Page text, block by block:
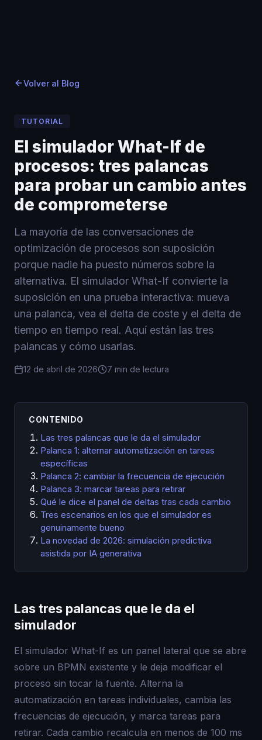
Volver al Blog
TUTORIAL
El simulador What-If de
procesos: tres palancas
para probar un cambio antes
de comprometerse
La mayoría de las conversaciones de
optimización de procesos son suposición
porque nadie ha puesto números sobre la
alternativa. El simulador What-If convierte la
suposición en una prueba interactiva: mueva
una palanca, vea el delta de coste y el delta de
tiempo en tiempo real. Aquí están las tres
palancas y cómo usarlas.
12 de abril de 2026 7 min de lectura
CONTENIDO
Las tres palancas que le da el simulador
Palanca 1: alternar automatización en tareas
específicas
Palanca 2: cambiar la frecuencia de ejecución
Palanca 3: marcar tareas para retirar
Qué le dice el panel de deltas tras cada cambio
Tres escenarios en los que el simulador es
genuinamente bueno
La novedad de 2026: simulación predictiva
asistida por IA generativa
Las tres palancas que le da el
simulador
El simulador What-If es un panel lateral que se abre
sobre un BPMN existente y le deja modificar el
proceso sin tocar la fuente. Alterna la
automatización en tareas individuales, cambia las
frecuencias de ejecución, y marca tareas para
retirar. Cada cambio recalcula en menos de 100 ms